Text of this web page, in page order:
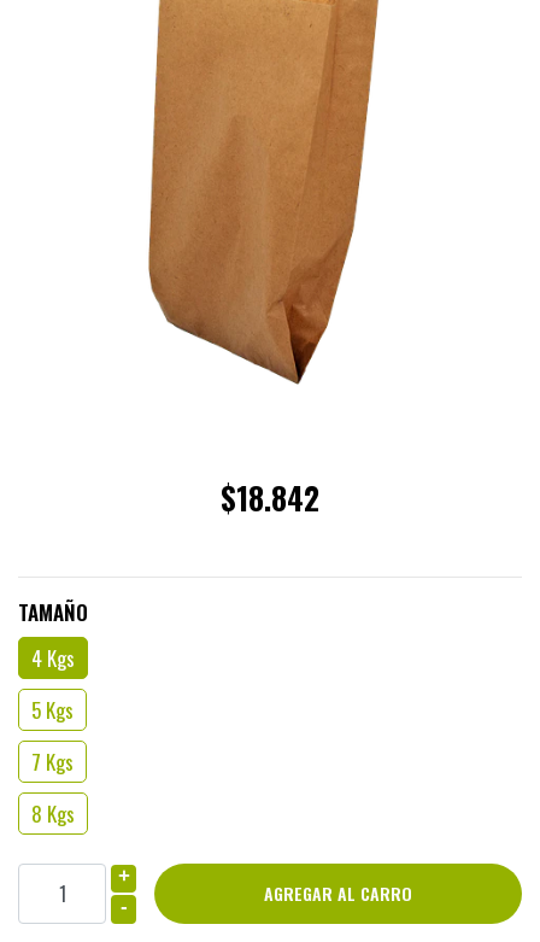
$18.842
TAMAÑO
4 Kgs
5 Kgs
7 Kgs
8 Kgs
+
-